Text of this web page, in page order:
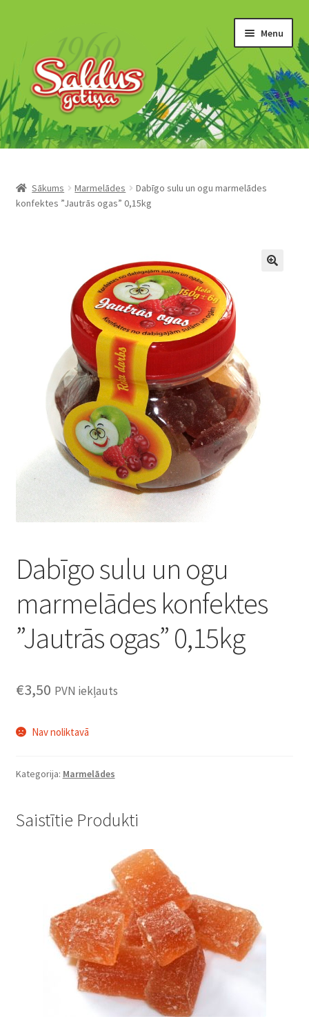
navigation
content
Menu
“Gotiņas”
Īriss un šerberts
Šokolādes produkti
Konditoreja
Sākums Marmelādes
Dabīgo sulu un ogu marmelādes
konfektes ”Jautrās ogas” 0,15kg
Dabīgo sulu un ogu
marmelādes konfektes
”Jautrās ogas” 0,15kg
€3,50 PVN iekļauts
Nav noliktavā
Kategorija: Marmelādes
Saistītie Produkti